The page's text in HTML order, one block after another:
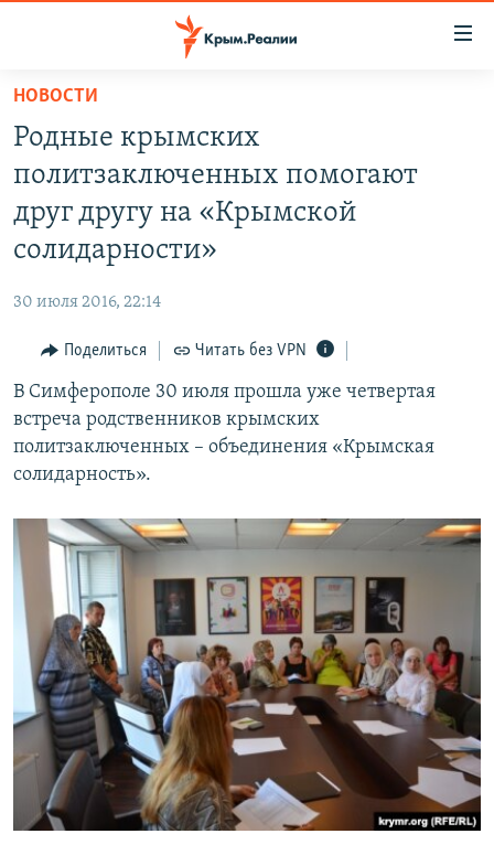
Вернуться
основному
содержанию
главной
Вернутся
поиску
СПЕЦПРОЕКТЫ
ИНФОГРАФИКА
ТЕЛЕПРОЕКТ КРЫМ.РЕАЛИИ
СОВЕТЫ ПРАВОЗАЩИТНИКОВ
ПРОПАВШИЕ БЕЗ ВЕСТИ
ПОБЕДИТЕЛЕЙ НЕ СУДЯТ?
КРЫМ.НЕПОКОРЕННЫЙ
ELIFBE
УКРАИНСКАЯ ПРОБЛЕМА КРЫМА
РАДІО СВОБОДА
КАК ОБОЙТИ БЛОКИРОВКУ
Українською
Qırımtatar
Все сайты RFE/RL
НОВОСТИ
Родные крымских
политзаключенных помогают
друг другу на «Крымской
солидарности»
30 июля 2016, 22:14
Поделиться Читать без VPN
В Симферополе 30 июля прошла уже четвертая
встреча родственников крымских
политзаключенных – объединения «Крымская
солидарность».